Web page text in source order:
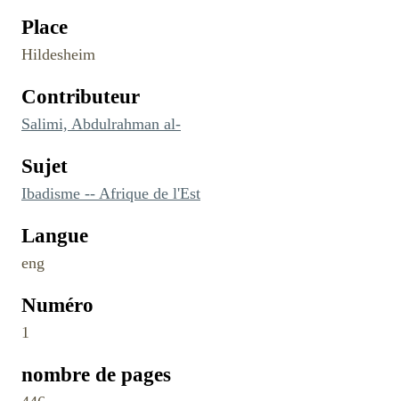
Place
Hildesheim
Contributeur
Salimi, Abdulrahman al-
Sujet
Ibadisme -- Afrique de l'Est
Langue
eng
Numéro
1
nombre de pages